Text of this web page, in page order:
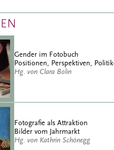
Gender im Fotobuch
Positionen, Perspektiven,
Hg. von Clara Bolin
Fotografie als Attraktion
Bilder vom Jahrmarkt
Hg. von Kathrin Schönegg